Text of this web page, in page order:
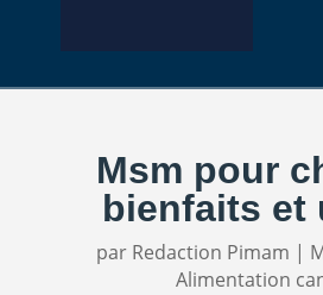
Msm pour
bienfaits et
par Redaction Pimam |
Alimentation